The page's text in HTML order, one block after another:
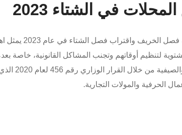
في الشتاء 2023
كما أشار الأول
لتنظيم أوقاتهم وتجنب المشاكل القانونية، خاصة
إغلاق
الحرفية والمولات التجارية.